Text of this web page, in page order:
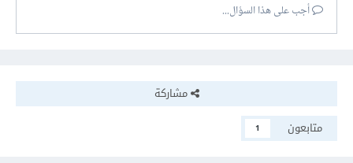
أجب على هذا السؤال...
مشاركة
متابعون
1